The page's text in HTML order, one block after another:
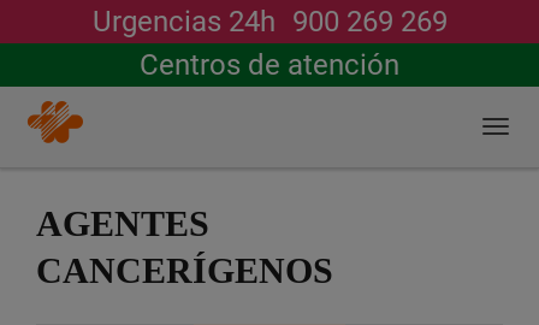
contenido
Urgencias 24h 900 269 269
Centros de atención
Buscar
AGENTES
CANCERÍGENOS